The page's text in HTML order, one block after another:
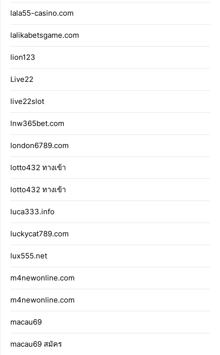
lala55-casino.com
lalikabetsgame.com
lion123
Live22
live22slot
lnw365bet.com
london6789.com
lotto432 ทางเข้า
lotto432 ทางเข้า
luca333.info
luckycat789.com
lux555.net
m4newonline.com
m4newonline.com
macau69
macau69 สมัคร